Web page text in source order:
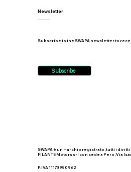
Newsletter
Subscribe to the SWAPA newsletter to
Subscribe
SWAPA è un marchio registrato, tutti i
FILANTE Motors srl con sede a Pero, Via
P.IVA 11173950962